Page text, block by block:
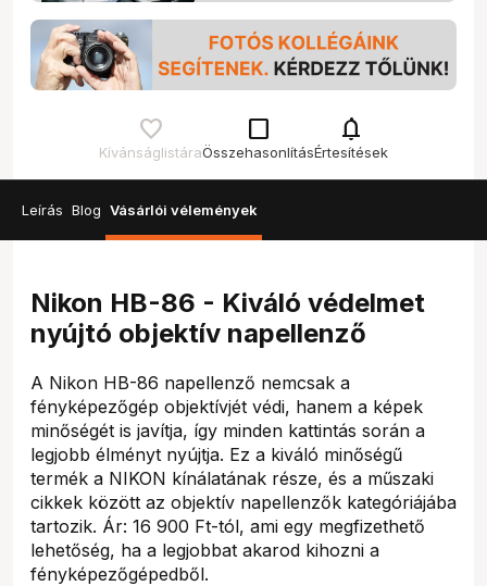
Kívánságlistára
check_box_outline_blank
Összehasonlítás
notifications
Értesítések
Leírás Blog Vásárlói vélemények
Nikon HB-86 - Kiváló védelmet
nyújtó objektív napellenző
A Nikon HB-86 napellenző nemcsak a
fényképezőgép objektívjét védi, hanem a képek
minőségét is javítja, így minden kattintás során a
legjobb élményt nyújtja. Ez a kiváló minőségű
termék a NIKON kínálatának része, és a műszaki
cikkek között az objektív napellenzők kategóriájába
tartozik. Ár: 16 900 Ft-tól, ami egy megfizethető
lehetőség, ha a legjobbat akarod kihozni a
fényképezőgépedből.